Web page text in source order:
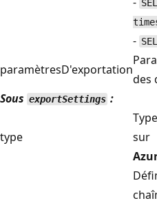
-
paramètresD'exportation
des
Sous exportSettings :
type
sur